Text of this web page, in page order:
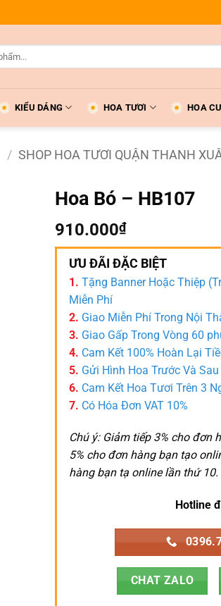
KIỂU DÁNG HOA TƯƠI HOA
/ SHOP HOA TƯƠI QUẬN THANH
Hoa Bó – HB107
910.000₫
ƯU ĐÃI ĐẶC BIỆT
1. Tặng Banner Hoặc Thiệp
Miễn Phí
2. Giao Miễn Phí Trong Nội
3. Giao Gấp Trong Vòng 60
4. Cam Kết 100% Hoàn Lại
5. Gửi Hình Hoa Trước Và
6. Cam Kết Hoa Tươi Trên 3
7. Có Hóa Đơn VAT 10%
Chú ý: Giảm tiếp 3% cho đơn
5% cho đơn hàng bạn tạo
hàng bạn tạ online lần thứ 10.
Hotline
CHAT ZALO